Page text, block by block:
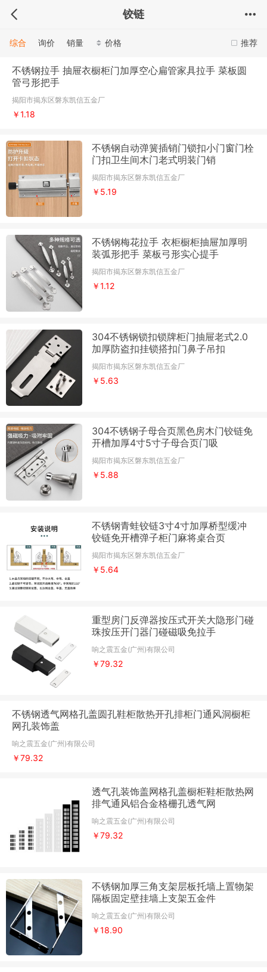
铰链
推荐
综合 询价 销量 价格
不锈钢拉手 抽屉衣橱柜门加厚空心扁管家具拉手 菜板圆
管弓形把手
揭阳市揭东区磐东凯信五金厂
￥1.18
不锈钢自动弹簧插销门锁扣小门窗门栓
门扣卫生间木门老式明装门销
揭阳市揭东区磐东凯信五金厂
￥5.19
不锈钢梅花拉手 衣柜橱柜抽屉加厚明
装弧形把手 菜板弓形实心提手
揭阳市揭东区磐东凯信五金厂
￥1.12
304不锈钢锁扣锁牌柜门抽屉老式2.0
加厚防盗扣挂锁搭扣门鼻子吊扣
揭阳市揭东区磐东凯信五金厂
￥5.63
304不锈钢子母合页黑色房木门铰链免
开槽加厚4寸5寸子母合页门吸
揭阳市揭东区磐东凯信五金厂
￥5.88
不锈钢青蛙铰链3寸4寸加厚桥型缓冲
铰链免开槽弹子柜门麻将桌合页
揭阳市揭东区磐东凯信五金厂
￥5.64
重型房门反弹器按压式开关大隐形门碰
珠按压开门器门碰磁吸免拉手
响之震五金(广州)有限公司
￥79.32
不锈钢透气网格孔盖圆孔鞋柜散热开孔排柜门通风洞橱柜
网孔装饰盖
响之震五金(广州)有限公司
￥79.32
透气孔装饰盖网格孔盖橱柜鞋柜散热网
排气通风铝合金格栅孔透气网
响之震五金(广州)有限公司
￥79.32
不锈钢加厚三角支架层板托墙上置物架
隔板固定壁挂墙上支架五金件
响之震五金(广州)有限公司
￥18.90